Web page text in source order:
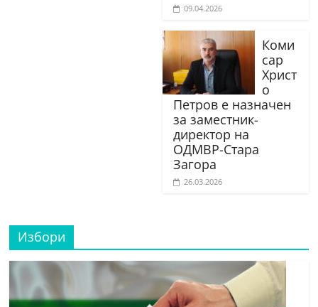
09.04.2026
Коми
сар
Христ
о
Петров е назначен
за заместник-
директор на
ОДМВР-Стара
Загора
26.03.2026
Избори